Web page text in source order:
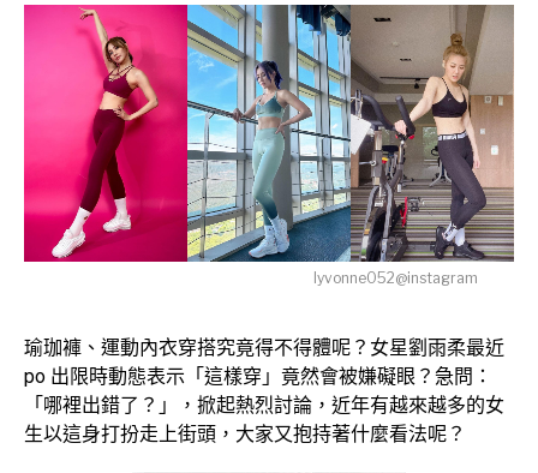
lyvonne052@instagram
瑜珈褲、運動內衣穿搭究竟得不得體呢？女星劉雨柔最近
po 出限時動態表示「這樣穿」竟然會被嫌礙眼？急問：
「哪裡出錯了？」，掀起熱烈討論，近年有越來越多的女
生以這身打扮走上街頭，大家又抱持著什麼看法呢？